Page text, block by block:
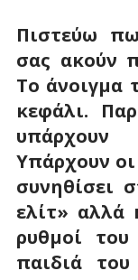
Πιστεύω
σας ακούν
Το άνοιγμα
κεφάλι.
υπάρχουν
Υπάρχουν
συνηθίσει
ελίτ» αλλά
ρυθμοί
παιδιά